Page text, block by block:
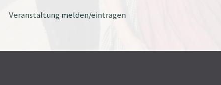
Veranstaltung melden/eintragen